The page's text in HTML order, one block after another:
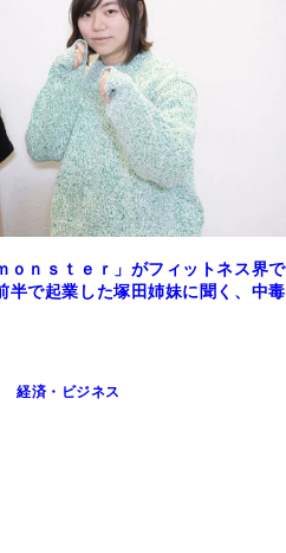
ｏｎｓｔｅｒ」がフィットネス界で
で起業した塚田姉妹に聞く、中毒
経済・ビジネス